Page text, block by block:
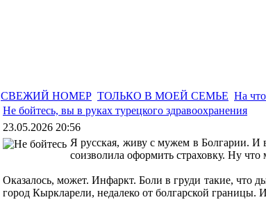
СВЕЖИЙ НОМЕР ТОЛЬКО В МОЕЙ СЕМЬЕ На
Не бойтесь, вы в руках турецкого здравоохранения
23.05.2026 20:56
Я русская, живу с мужем в Болгарии. И
соизволила оформить страховку. Ну что
Оказалось, может. Инфаркт. Боли в груди такие, что
город Кыркларели, недалеко от болгарской границы.